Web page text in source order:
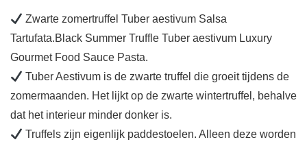
Zwarte zomertruffel Tuber aestivum Salsa
Tartufata.Black Summer Truffle Tuber aestivum Luxury
Gourmet Food Sauce Pasta.
Tuber Aestivum is de zwarte truffel die groeit tijdens de
zomermaanden. Het lijkt op de zwarte wintertruffel, behalve
dat het interieur minder donker is.
Truffels zijn eigenlijk paddestoelen. Alleen deze worden